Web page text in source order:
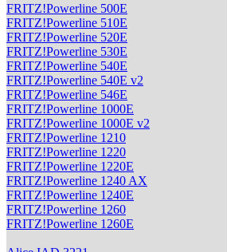
FRITZ!Powerline 500E
FRITZ!Powerline 510E
FRITZ!Powerline 520E
FRITZ!Powerline 530E
FRITZ!Powerline 540E
FRITZ!Powerline 540E v2
FRITZ!Powerline 546E
FRITZ!Powerline 1000E
FRITZ!Powerline 1000E v2
FRITZ!Powerline 1210
FRITZ!Powerline 1220
FRITZ!Powerline 1220E
FRITZ!Powerline 1240 AX
FRITZ!Powerline 1240E
FRITZ!Powerline 1260
FRITZ!Powerline 1260E